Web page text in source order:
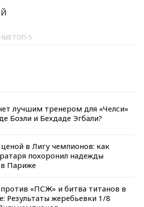
ТОП-5
лучшим тренером для «Челси»
Боэли и Бехдаде Эгбали?
в Лигу чемпионов: как
похоронил надежды
в Париже
против «ПСЖ» и битва титанов в
Результаты жеребьевки 1/8